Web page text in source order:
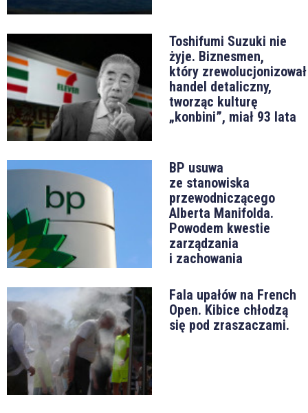
Toshifumi Suzuki nie
żyje. Biznesmen,
który zrewolucjonizował
handel detaliczny,
tworząc kulturę
„konbini”, miał 93 lata
BP usuwa
ze stanowiska
przewodniczącego
Alberta Manifolda.
Powodem kwestie
zarządzania
i zachowania
Fala upałów na French
Open. Kibice chłodzą
się pod zraszaczami.